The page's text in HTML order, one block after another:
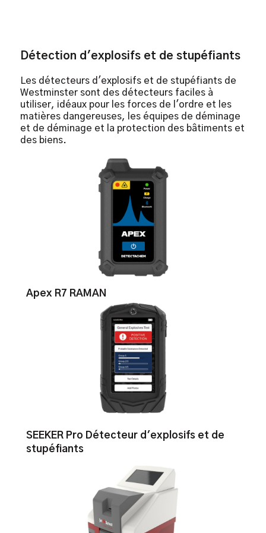
Détection d'explosifs et de stupéfiants
Les détecteurs d'explosifs et de stupéfiants de
Westminster sont des détecteurs faciles à
utiliser, idéaux pour les forces de l'ordre et les
matières dangereuses, les équipes de déminage
et de déminage et la protection des bâtiments et
des biens.
Apex R7 RAMAN
SEEKER Pro Détecteur d'explosifs et de
stupéfiants